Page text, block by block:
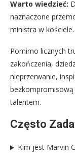
Warto wiedzieć:
naznaczone
ministra w kościele.
Pomimo licznych
zakończenia,
nieprzerwanie,
bezkompromisową
talentem.
Często
Kim jest Marvin